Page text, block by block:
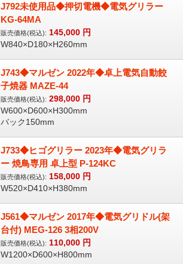
J792未使用品◆押切電機◆電気グリラー
KG-64MA
販売価格(税込): 145,000 円
W840×D180×H260mm
J743◆マルゼン 2022年◆卓上電気自動餃
子焼器 MAZE-44
販売価格(税込): 298,000 円
W600×D600×H300mm
バック150mm
J733◆ヒゴグリラー 2023年◆電気グリラ
ー 焼鳥専用 卓上型 P-124KC
販売価格(税込): 158,000 円
W520×D410×H380mm
J561◆マルゼン 2017年◆電気グリドル(架
台付) MEG-126 3相200V
販売価格(税込): 110,000 円
W1200×D600×H800mm